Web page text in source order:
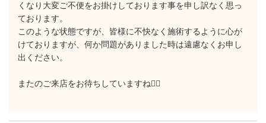
くなり大変ご不便をお掛けしております事を申し訳なく思っ
ております。
このような状態ですが、皆様に不快なく施術するように心が
けておりますが、何か問題がありました時は遠慮なくお申し
出ください。
またのご来店をお待ちしていますね🙇‍♂️